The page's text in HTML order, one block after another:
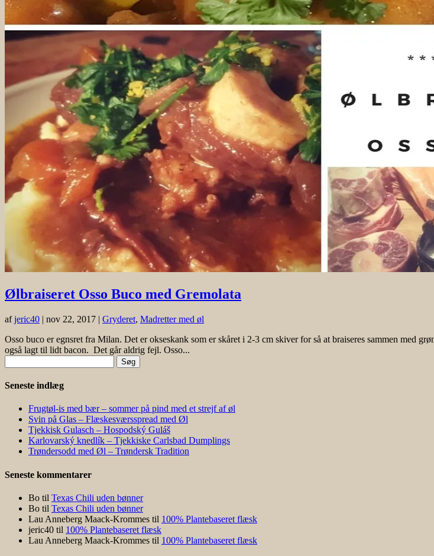
Ølbraiseret Osso Buco med Gremolata
afjeric40 | nov 22, 2017 | Gryderet, Madretter med øl
Osso buco er egnsret fra Milan. Det er okseskank som er skåret i 2-3 cm skiver for så at braiseres sammen med
også lagt til lidt bacon. Det går aldrig fejl. Osso...
efter:
Seneste indlæg
Frugtøl-is med bær – sommer på pind med et strejf af øl
Svin på Glas – Flæskesværsspread med Øl
Tjekkisk Gulasch – Hospodský Guláš
Karlovarský knedlík – Tjekkiske Carlsbad Dumplings
Trøndersodd med Øl – Trøndersk Tradition
Seneste kommentarer
Bo til Texas Chili uden bønner
Bo til Texas Chili uden bønner
Lau Anneberg Maack-Krommes til 100% Plantebaseret flæsk
jeric40 til 100% Plantebaseret flæsk
Lau Anneberg Maack-Krommes til 100% Plantebaseret flæsk